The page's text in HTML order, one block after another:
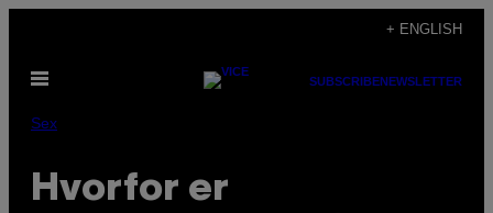
content
+ ENGLISH
Open
SUBSCRIBENEWSLETTER
Sex
Hvorfor er